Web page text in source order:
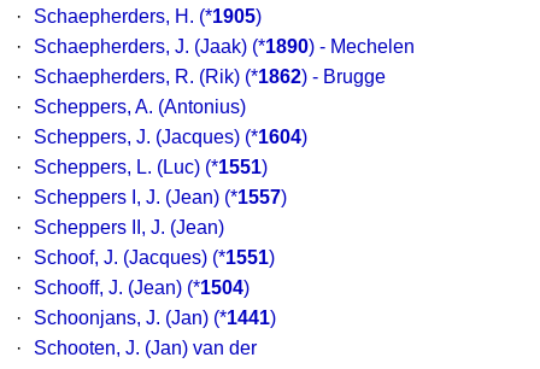
· Schaepherders, H. (*1905)
·
Schaepherders, J. (Jaak) (*1890) - Mechelen
·
Schaepherders, R. (Rik) (*1862) - Brugge
·
Scheppers, A. (Antonius)
·
Scheppers, J. (Jacques) (*1604)
·
Scheppers, L. (Luc) (*1551)
·
Scheppers I, J. (Jean) (*1557)
·
Scheppers II, J. (Jean)
·
Schoof, J. (Jacques) (*1551)
·
Schooff, J. (Jean) (*1504)
·
Schoonjans, J. (Jan) (*1441)
·
Schooten, J. (Jan) van der